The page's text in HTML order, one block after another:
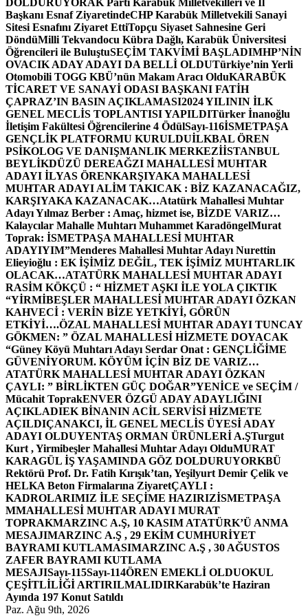
DOLDURUYORAK Parti Karabük Milletvekilleri ve İl
Başkanı Esnaf ZiyaretindeCHP Karabük Milletvekili Sanayi
Sitesi Esnafını Ziyaret EttiTopçu Siyaset Sahnesine Geri
DöndüMilli Tekvandocu Kübra Dağlı, Karabük Üniversitesi
Öğrencileri ile BuluştuSEÇİM TAKVİMİ BAŞLADIMHP’NİN
OVACIK ADAY ADAYI DA BELLİ OLDUTürkiye’nin Yerli
Otomobili TOGG KBÜ’nün Makam Aracı OlduKARABÜK
TİCARET VE SANAYİ ODASI BAŞKANI FATİH
ÇAPRAZ’IN BASIN AÇIKLAMASI2024 YILININ İLK
GENEL MECLİS TOPLANTISI YAPILDITürker İnanoğlu
İletişim Fakültesi Öğrencilerine 4 ÖdülSayı-116İSMETPAŞA
GENÇLİK PLATFORMU KURULDUİLKBAL ÖREN
PSİKOLOG VE DANIŞMANLIK MERKEZİİSTANBUL
BEYLİKDÜZÜ DEREAĞZI MAHALLESİ MUHTAR
ADAYI İLYAS ÖRENKARŞIYAKA MAHALLESİ
MUHTAR ADAYI ALİM TAKICAK : BİZ KAZANACAĞIZ,
KARŞIYAKA KAZANACAK…Atatürk Mahallesi Muhtar
Adayı Yılmaz Berber : Amaç, hizmet ise, BİZDE VARIZ…
Kalaycılar Mahalle Muhtarı Muhammet KaradöngelMurat
Toprak: İSMETPAŞA MAHALLESİ MUHTAR
ADAYIYIM”Menderes Mahallesi Muhtar Adayı Nurettin
Elieyioğlu : EK İŞİMİZ DEĞİL, TEK İŞİMİZ MUHTARLIK
OLACAK…ATATÜRK MAHALLESİ MUHTAR ADAYI
RASİM KÖKÇÜ : “ HİZMET AŞKI İLE YOLA ÇIKTIK
“YİRMİBEŞLER MAHALLESİ MUHTAR ADAYI ÖZKAN
KAHVECİ : VERİN BİZE YETKİYİ, GÖRÜN
ETKİYİ….ÖZAL MAHALLESİ MUHTAR ADAYI TUNCAY
GÖKMEN: ” ÖZAL MAHALLESİ HİZMETE DOYACAK
“Güney Köyü Muhtarı Adayı Serdar Onat : GENÇLİĞİME
GÜVENİYORUM. KÖYÜM İÇİN BİZ DE VARIZ…
ATATÜRK MAHALLESİ MUHTAR ADAYI ÖZKAN
ÇAYLI: ” BİRLİKTEN GÜÇ DOĞAR”YENİCE ve SEÇİM /
Mücahit ToprakENVER ÖZGÜ ADAY ADAYLIĞINI
AÇIKLADIEK BİNANIN ACİL SERVİSİ HİZMETE
AÇILDIÇANAKCI, İL GENEL MECLİS ÜYESİ ADAY
ADAYI OLDUYENTAŞ ORMAN ÜRÜNLERİ A.ŞTurgut
Kurt , Yirmibeşler Mahallesi Muhtar Adayı OlduMURAT
KARAGÜL İŞ YAŞAMINDA GÖZ DOLDURUYORKBÜ
Rektörü Prof. Dr. Fatih Kırışık’tan, Yeşilyurt Demir Çelik ve
HELKA Beton Firmalarına ZiyaretÇAYLI :
KADROLARIMIZ İLE SEÇİME HAZIRIZİSMETPAŞA
MMAHALLESİ MUHTAR ADAYI MURAT
TOPRAKMARZINC A.Ş, 10 KASIM ATATÜRK’Ü ANMA
MESAJIMARZINC A.Ş , 29 EKİM CUMHURİYET
BAYRAMI KUTLAMASIMARZINC A.Ş , 30 AĞUSTOS
ZAFER BAYRAMI KUTLAMA
MESAJISayı-115Sayı-114ÖREN EMEKLİ OLDUOKUL
ÇEŞİTLİLİĞİ ARTIRILMALIDIRKarabük’te Haziran
Ayında 197 Konut Satıldı
Paz. Ağu 9th, 2026